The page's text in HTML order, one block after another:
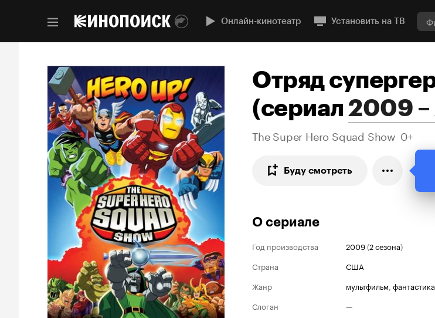
Онлайн-кинотеатр Установить на ТВ
Отряд
(сериал2009 –
The Super Hero Squad Show 0+
Буду смотреть
О сериале
Год производства 2009(2 сезона)
Страна
США
Жанр
мультфильм, фантастика
Слоган
—